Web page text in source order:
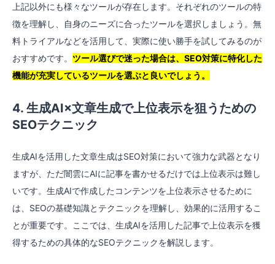
上記以外にも様々なツールが存在します。それぞれのツールの特
徴を理解し、自身のニーズに合ったツールを選択しましょう。無
料トライアルなどを活用して、実際に使い勝手を試してみるのが
おすすめです。 ツール選びで迷った場合は、SEO対策に特化した
機能が充実しているツールを選ぶと良いでしょう。
4. 生成AI×文章生成で上位表示を狙うための
SEOテクニック
生成AIを活用した文章生成はSEO対策において強力な武器となり
ますが、ただ闇雲にAIに記事を書かせるだけでは上位表示は難し
いです。生成AIで作成したコンテンツを上位表示させるために
は、SEOの基礎知識とテクニックを理解し、効果的に活用するこ
とが重要です。ここでは、生成AIを活用した記事で上位表示を獲
得するための具体的なSEOテクニックを解説します。